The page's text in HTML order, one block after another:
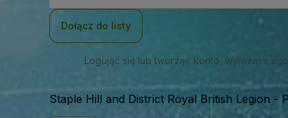
Dołącz do listy
Logując się lub tworząc konto, wyrażasz
Staple Hill and District Royal British Legion -